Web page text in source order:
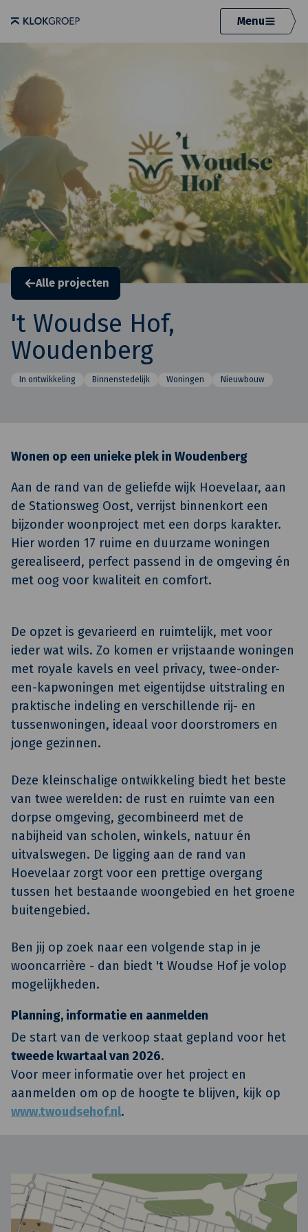
Menu
Alle projecten
't Woudse Hof,
Woudenberg
In ontwikkeling Binnenstedelijk Woningen Nieuwbouw
Wonen op een unieke plek in Woudenberg
Aan de rand van de geliefde wijk Hoevelaar, aan
de Stationsweg Oost, verrijst binnenkort een
bijzonder woonproject met een dorps karakter.
Hier worden 17 ruime en duurzame woningen
gerealiseerd, perfect passend in de omgeving én
met oog voor kwaliteit en comfort.
De opzet is gevarieerd en ruimtelijk, met voor
ieder wat wils. Zo komen er vrijstaande woningen
met royale kavels en veel privacy, twee-onder-
een-kapwoningen met eigentijdse uitstraling en
praktische indeling en verschillende rij- en
tussenwoningen, ideaal voor doorstromers en
jonge gezinnen.
Deze kleinschalige ontwikkeling biedt het beste
van twee werelden: de rust en ruimte van een
dorpse omgeving, gecombineerd met de
nabijheid van scholen, winkels, natuur én
uitvalswegen. De ligging aan de rand van
Hoevelaar zorgt voor een prettige overgang
tussen het bestaande woongebied en het groene
buitengebied.
Ben jij op zoek naar een volgende stap in je
wooncarrière - dan biedt 't Woudse Hof je volop
mogelijkheden.
Planning, informatie en aanmelden
De start van de verkoop staat gepland voor het
tweede kwartaal van 2026.
Voor meer informatie over het project en
aanmelden om op de hoogte te blijven, kijk op
www.twoudsehof.nl.